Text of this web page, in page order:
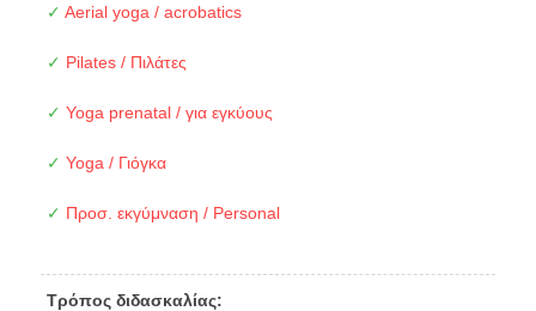
✓ Aerial yoga / acrobatics
✓ Pilates / Πιλάτες
✓ Yoga prenatal / για εγκύους
✓ Yoga / Γιόγκα
✓ Προσ. εκγύμναση / Personal
Τρόπος διδασκαλίας: